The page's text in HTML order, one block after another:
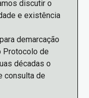
discutir o
e existência
demarcação
Protocolo de
décadas o
consulta de